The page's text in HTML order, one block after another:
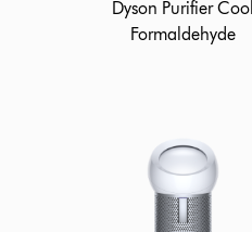
Dyson Purifier Cool
Formaldehyde